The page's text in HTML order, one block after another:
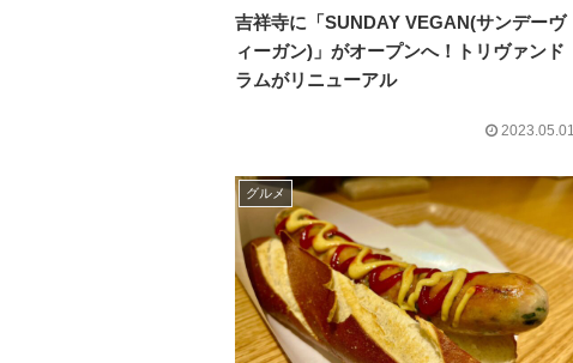
吉祥寺に「SUNDAY VEGAN(サンデーヴ
ィーガン)」がオープンへ！トリヴァンド
ラムがリニューアル
2023.05.01
グルメ